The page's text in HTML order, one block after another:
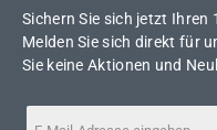
Sichern Sie sich jetzt Ihren
Melden Sie sich direkt für
Sie keine Aktionen und